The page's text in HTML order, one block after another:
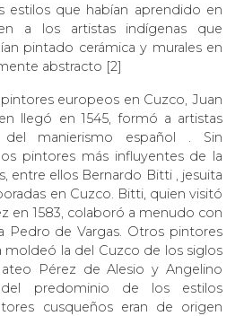
estilos que habían aprendido en
a los artistas indígenas que
pintado cerámica y murales en
abstracto [2]
europeos en Cuzco, Juan
llegó en 1545, formó a artistas
manierismo español . Sin
pintores más influyentes de la
entre ellos Bernardo Bitti , jesuita
en Cuzco. Bitti, quien visitó
en 1583, colaboró ​​a menudo con
Pedro de Vargas. Otros pintores
moldeó la del Cuzco de los siglos
Pérez de Alesio y Angelino
predominio de los estilos
cusqueños eran de origen